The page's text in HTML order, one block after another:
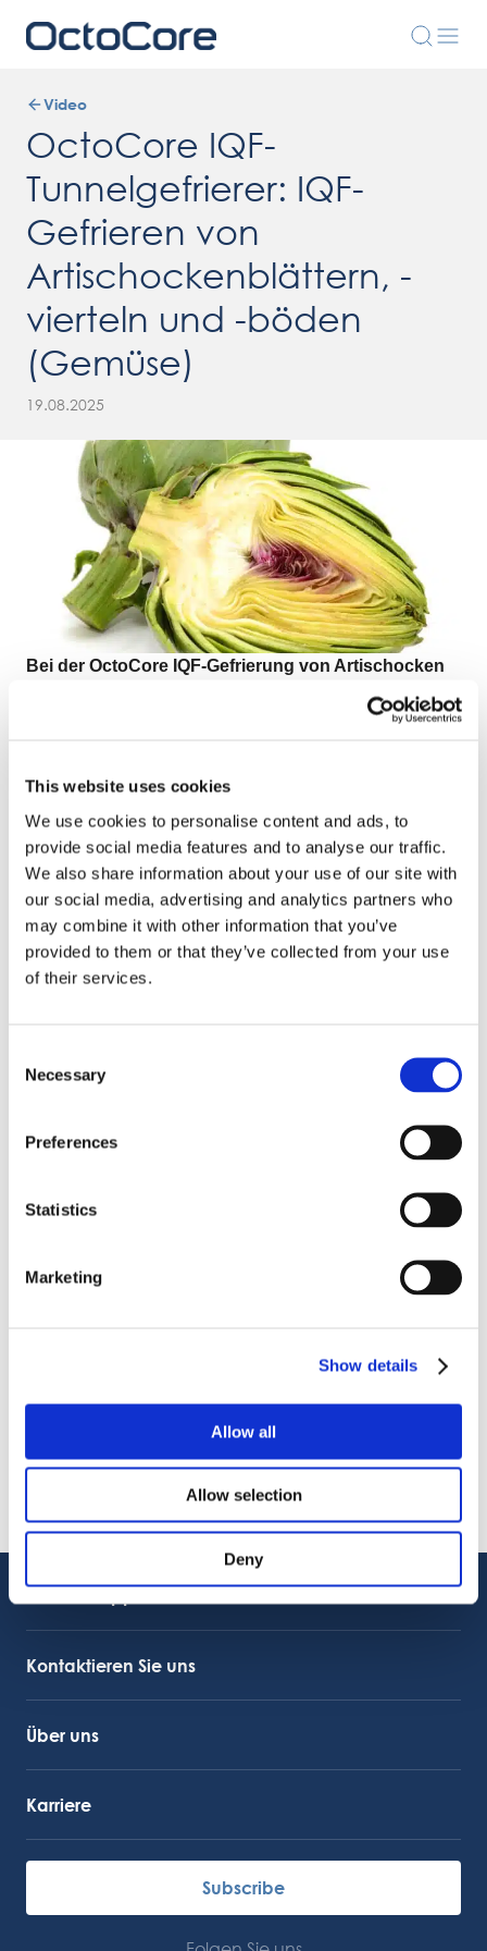
This website uses cookies
We use cookies to personalise content and ads, to
provide social media features and to analyse our traffic.
We also share information about your use of our site with
our social media, advertising and analytics partners who
may combine it with other information that you’ve
provided to them or that they’ve collected from your use
of their services.
Selection
Necessary
Preferences
Statistics
Marketing
Show details
Allow all
Allow selection
Deny
Video
OctoCore IQF-
Tunnelgefrierer: IQF-
Gefrieren von
Artischockenblättern, -
vierteln und -böden
(Gemüse)
19.08.2025
Bei der OctoCore IQF-Gefrierung von Artischocken
kommt es vor allem auf eine gute Trennung, eine
schonende Verarbeitung, den Erhalt der Produktform
Artischockenblättern, -vierteln und -böden an,
erfahren, wie die OctoCore-Technologie Effizienz,
Präzision und erstklassige Produktqualität für jedes
Artischockenstück bietet.
Join our Webinar on Oil Filtration & Frying
Willkommen bei OctoCore
OctoCore und HiTec werden zu OctoCore
Kontaktieren Sie uns
Über uns
Karriere
Subscribe